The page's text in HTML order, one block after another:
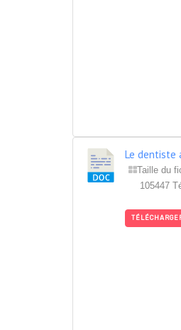
Le dentiste
Taille du
105447